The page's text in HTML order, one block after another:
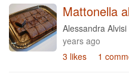
Mattonella
Alessandra Alvisi
years ago
3 likes
1